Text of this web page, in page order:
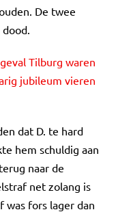
De twee
Tilburg waren
jubileum vieren
dat D. te hard
hem schuldig aan
naar de
net zolang is
was fors lager dan